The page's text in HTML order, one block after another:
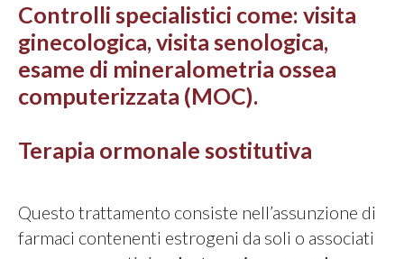
Controlli specialistici come: visita
ginecologica, visita senologica,
esame di mineralometria ossea
computerizzata (MOC).
Terapia ormonale sostitutiva
Questo trattamento consiste nell’assunzione di
farmaci contenenti estrogeni da soli o associati